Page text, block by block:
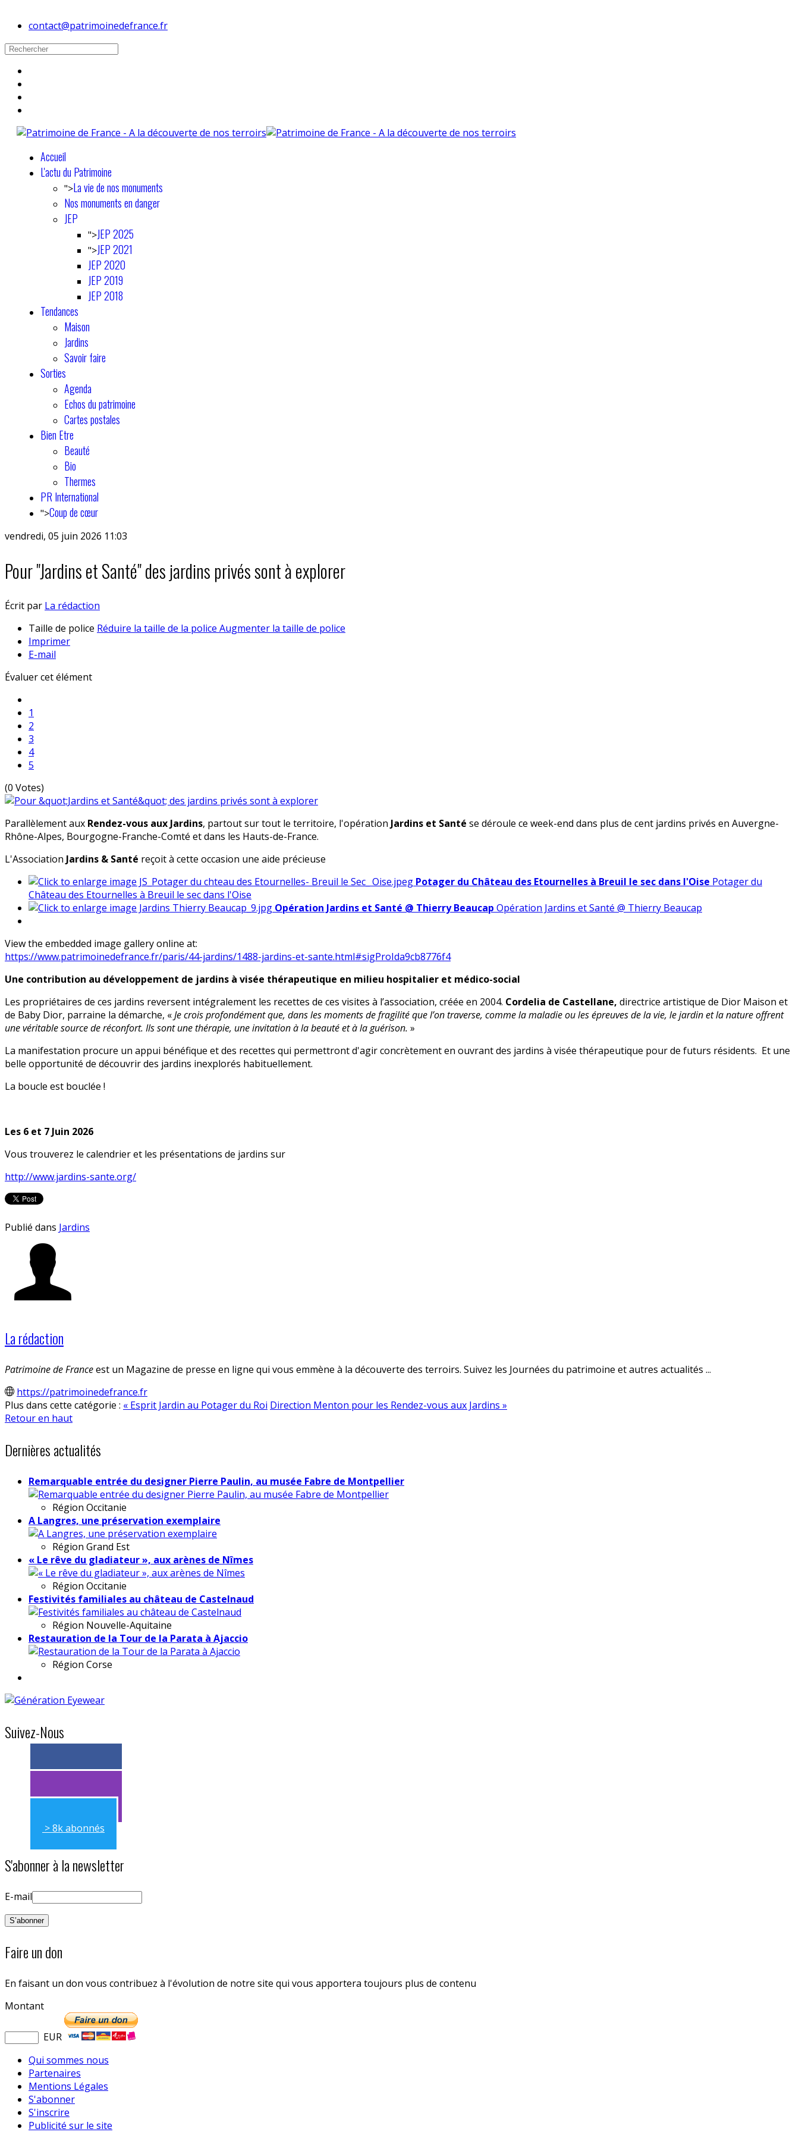
contact@patrimoinedefrance.fr
Accueil
L'actu du Patrimoine
">La vie de nos monuments
Nos monuments en danger
JEP
">JEP 2025
">JEP 2021
JEP 2020
JEP 2019
JEP 2018
Tendances
Maison
Jardins
Savoir faire
Sorties
Agenda
Echos du patrimoine
Cartes postales
Bien Etre
Beauté
Bio
Thermes
PR International
">Coup de cœur
vendredi, 05 juin 2026 11:03
Pour "Jardins et Santé" des jardins privés sont à explorer
Écrit par La rédaction
Taille de police Réduire la taille de la police Augmenter la taille de police
Imprimer
E-mail
Évaluer cet élément
1
2
3
4
5
(0 Votes)
Parallèlement aux Rendez-vous aux Jardins, partout sur tout le territoire, l'opération Jardins et Santé se déroule ce week-end dans plus de cent jardins privés en Auvergne-
Rhône-Alpes, Bourgogne-Franche-Comté et dans les Hauts-de-France.
L'Association Jardins & Santé reçoit à cette occasion une aide précieuse
Potager du Château des Etournelles à Breuil le sec dans l'Oise Potager du
Château des Etournelles à Breuil le sec dans l'Oise
Opération Jardins et Santé @ Thierry Beaucap Opération Jardins et Santé @ Thierry Beaucap
View the embedded image gallery online at:
https://www.patrimoinedefrance.fr/paris/44-jardins/1488-jardins-et-sante.html#sigProIda9cb8776f4
Une contribution au développement de jardins à visée thérapeutique en milieu hospitalier et médico-social
Les propriétaires de ces jardins reversent intégralement les recettes de ces visites à l’association, créée en 2004. Cordelia de Castellane, directrice artistique de Dior Maison et
de Baby Dior, parraine la démarche, «Je crois profondément que, dans les moments de fragilité que l’on traverse, comme la maladie ou les épreuves de la vie, le jardin et la nature offrent
une véritable source de réconfort. Ils sont une thérapie, une invitation à la beauté et à la guérison. »
La manifestation procure un appui bénéfique et des recettes qui permettront d'agir concrètement en ouvrant des jardins à visée thérapeutique pour de futurs résidents. Et une
belle opportunité de découvrir des jardins inexplorés habituellement.
La boucle est bouclée !
Les 6 et 7 Juin 2026
Vous trouverez le calendrier et les présentations de jardins sur
http://www.jardins-sante.org/
Publié dans Jardins
La rédaction
Patrimoine de Franceest un Magazine de presse en ligne qui vous emmène à la découverte des terroirs. Suivez les Journées du patrimoine et autres actualités ...
https://patrimoinedefrance.fr
Plus dans cette catégorie : « Esprit Jardin au Potager du Roi Direction Menton pour les Rendez-vous aux Jardins »
Retour en haut
Dernières actualités
Remarquable entrée du designer Pierre Paulin, au musée Fabre de Montpellier
Région Occitanie
A Langres, une préservation exemplaire
Région Grand Est
« Le rêve du gladiateur », aux arènes de Nîmes
Région Occitanie
Festivités familiales au château de Castelnaud
Région Nouvelle-Aquitaine
Restauration de la Tour de la Parata à Ajaccio
Région Corse
Suivez-Nous
> 11k abonnés
> 11k abonnés
> 8k abonnés
S'abonner à la newsletter
E-mail
Faire un don
En faisant un don vous contribuez à l'évolution de notre site qui vous apportera toujours plus de contenu
Montant
EUR
Qui sommes nous
Partenaires
Mentions Légales
S'abonner
S'inscrire
Publicité sur le site